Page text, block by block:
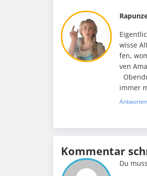
wisse
fen,
ven
immer
Antworten
Kommentar
Du